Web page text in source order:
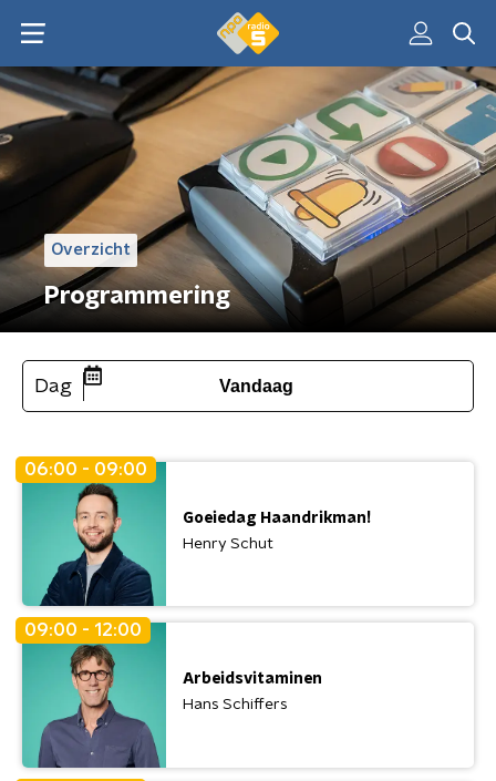
Overzicht
Programmering
Dag Vandaag
06:00 - 09:00
Goeiedag Haandrikman!
Henry Schut
09:00 - 12:00
Arbeidsvitaminen
Hans Schiffers